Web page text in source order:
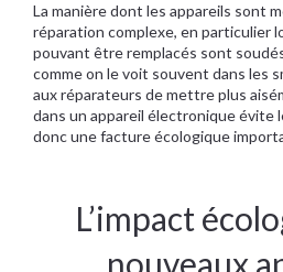
La manière dont les appareils sont
réparation complexe, en particulier
pouvant être remplacés sont
comme on le voit souvent dans les
aux réparateurs de mettre plus
dans un appareil électronique évite
donc une facture écologique
L’impact
nouveaux